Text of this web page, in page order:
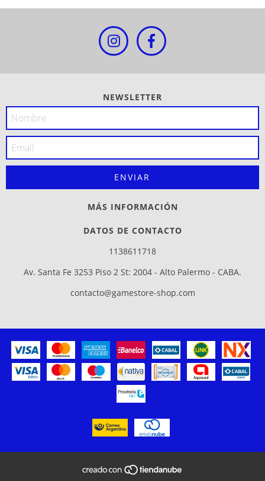
NEWSLETTER
MÁS INFORMACIÓN
DATOS DE CONTACTO
1138611718
Av. Santa Fe 3253 Piso 2 St: 2004 - Alto Palermo - CABA.
contacto@gamestore-shop.com